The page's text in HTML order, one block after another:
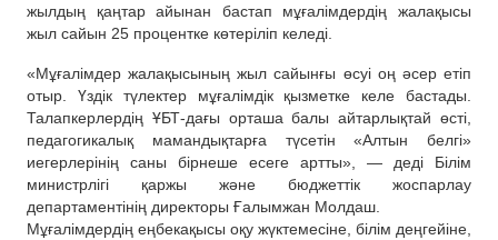
жылдың қаңтар айынан бастап мұғалімдердің жалақысы
жыл сайын 25 процентке көтеріліп келеді.
«Мұғалімдер жалақысының жыл сайынғы өсуі оң әсер етіп
отыр. Үздік түлектер мұғалімдік қызметке келе бастады.
Талапкерлердің ҰБТ-дағы орташа балы айтарлықтай өсті,
педагогикалық мамандықтарға түсетін «Алтын белгі»
иегерлерінің саны бірнеше есеге артты», — деді Білім
министрлігі қаржы және бюджеттік жоспарлау
департаментінің директоры Ғалымжан Молдаш.
Мұғалімдердің еңбекақысы оқу жүктемесіне, білім деңгейіне,